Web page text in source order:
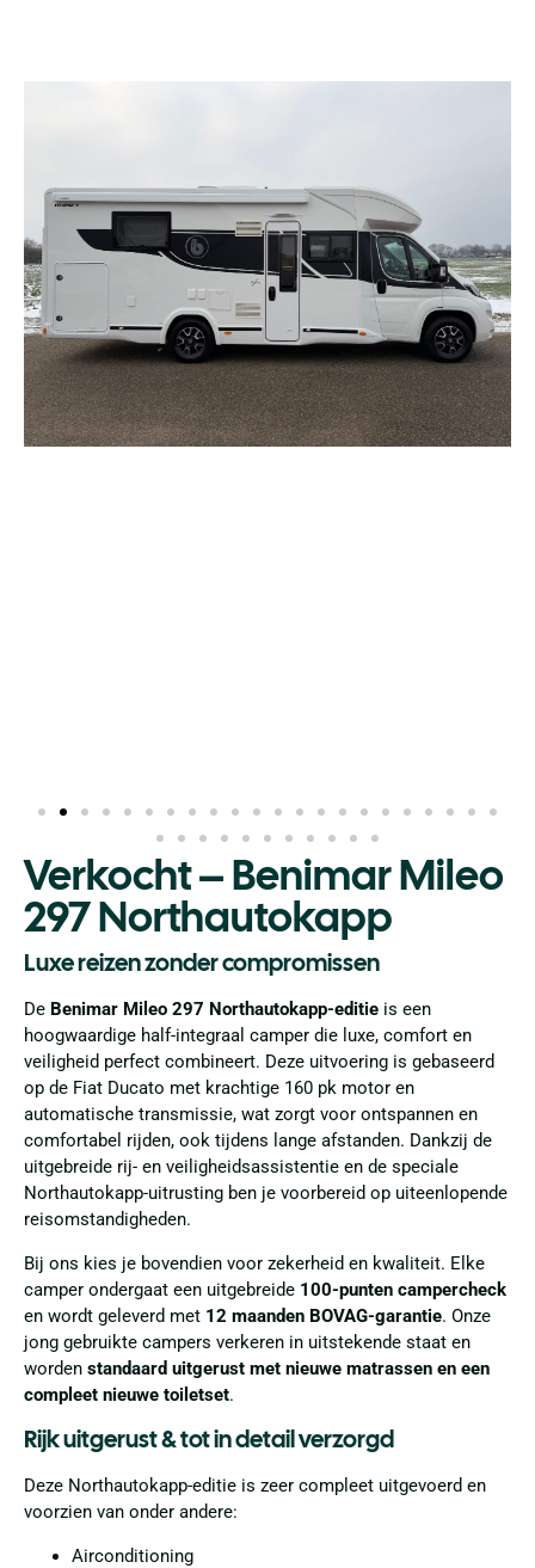
Verkocht – Benimar Mileo
297 Northautokapp
Luxe reizen zonder compromissen
De Benimar Mileo 297 Northautokapp-editie is een
hoogwaardige half-integraal camper die luxe, comfort en
veiligheid perfect combineert. Deze uitvoering is gebaseerd
op de Fiat Ducato met krachtige 160 pk motor en
automatische transmissie, wat zorgt voor ontspannen en
comfortabel rijden, ook tijdens lange afstanden. Dankzij de
uitgebreide rij- en veiligheidsassistentie en de speciale
Northautokapp-uitrusting ben je voorbereid op uiteenlopende
reisomstandigheden.
Bij ons kies je bovendien voor zekerheid en kwaliteit. Elke
camper ondergaat een uitgebreide 100-punten campercheck
en wordt geleverd met 12 maanden BOVAG-garantie. Onze
jong gebruikte campers verkeren in uitstekende staat en
worden standaard uitgerust met nieuwe matrassen en een
compleet nieuwe toiletset.
Rijk uitgerust & tot in detail verzorgd
Deze Northautokapp-editie is zeer compleet uitgevoerd en
voorzien van onder andere:
Airconditioning